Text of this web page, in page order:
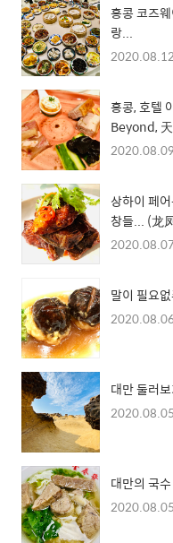
홍콩 코즈
랑...
2020.08.12
홍콩, 호텔
Beyond,
2020.08.09
상하이 페
창들... (龙
2020.08.07
말이 필요
2020.08.06
대만 둘러
2020.08.05
대만의 국
2020.08.05